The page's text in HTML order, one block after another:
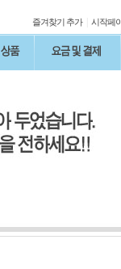
즐겨찾기 추가 시작페